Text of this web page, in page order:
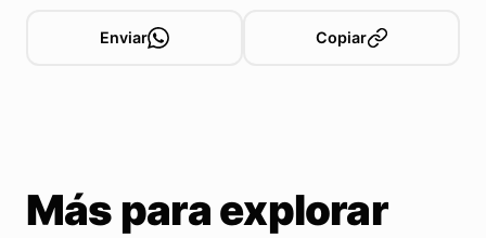
Enviar Copiar
Más para explorar